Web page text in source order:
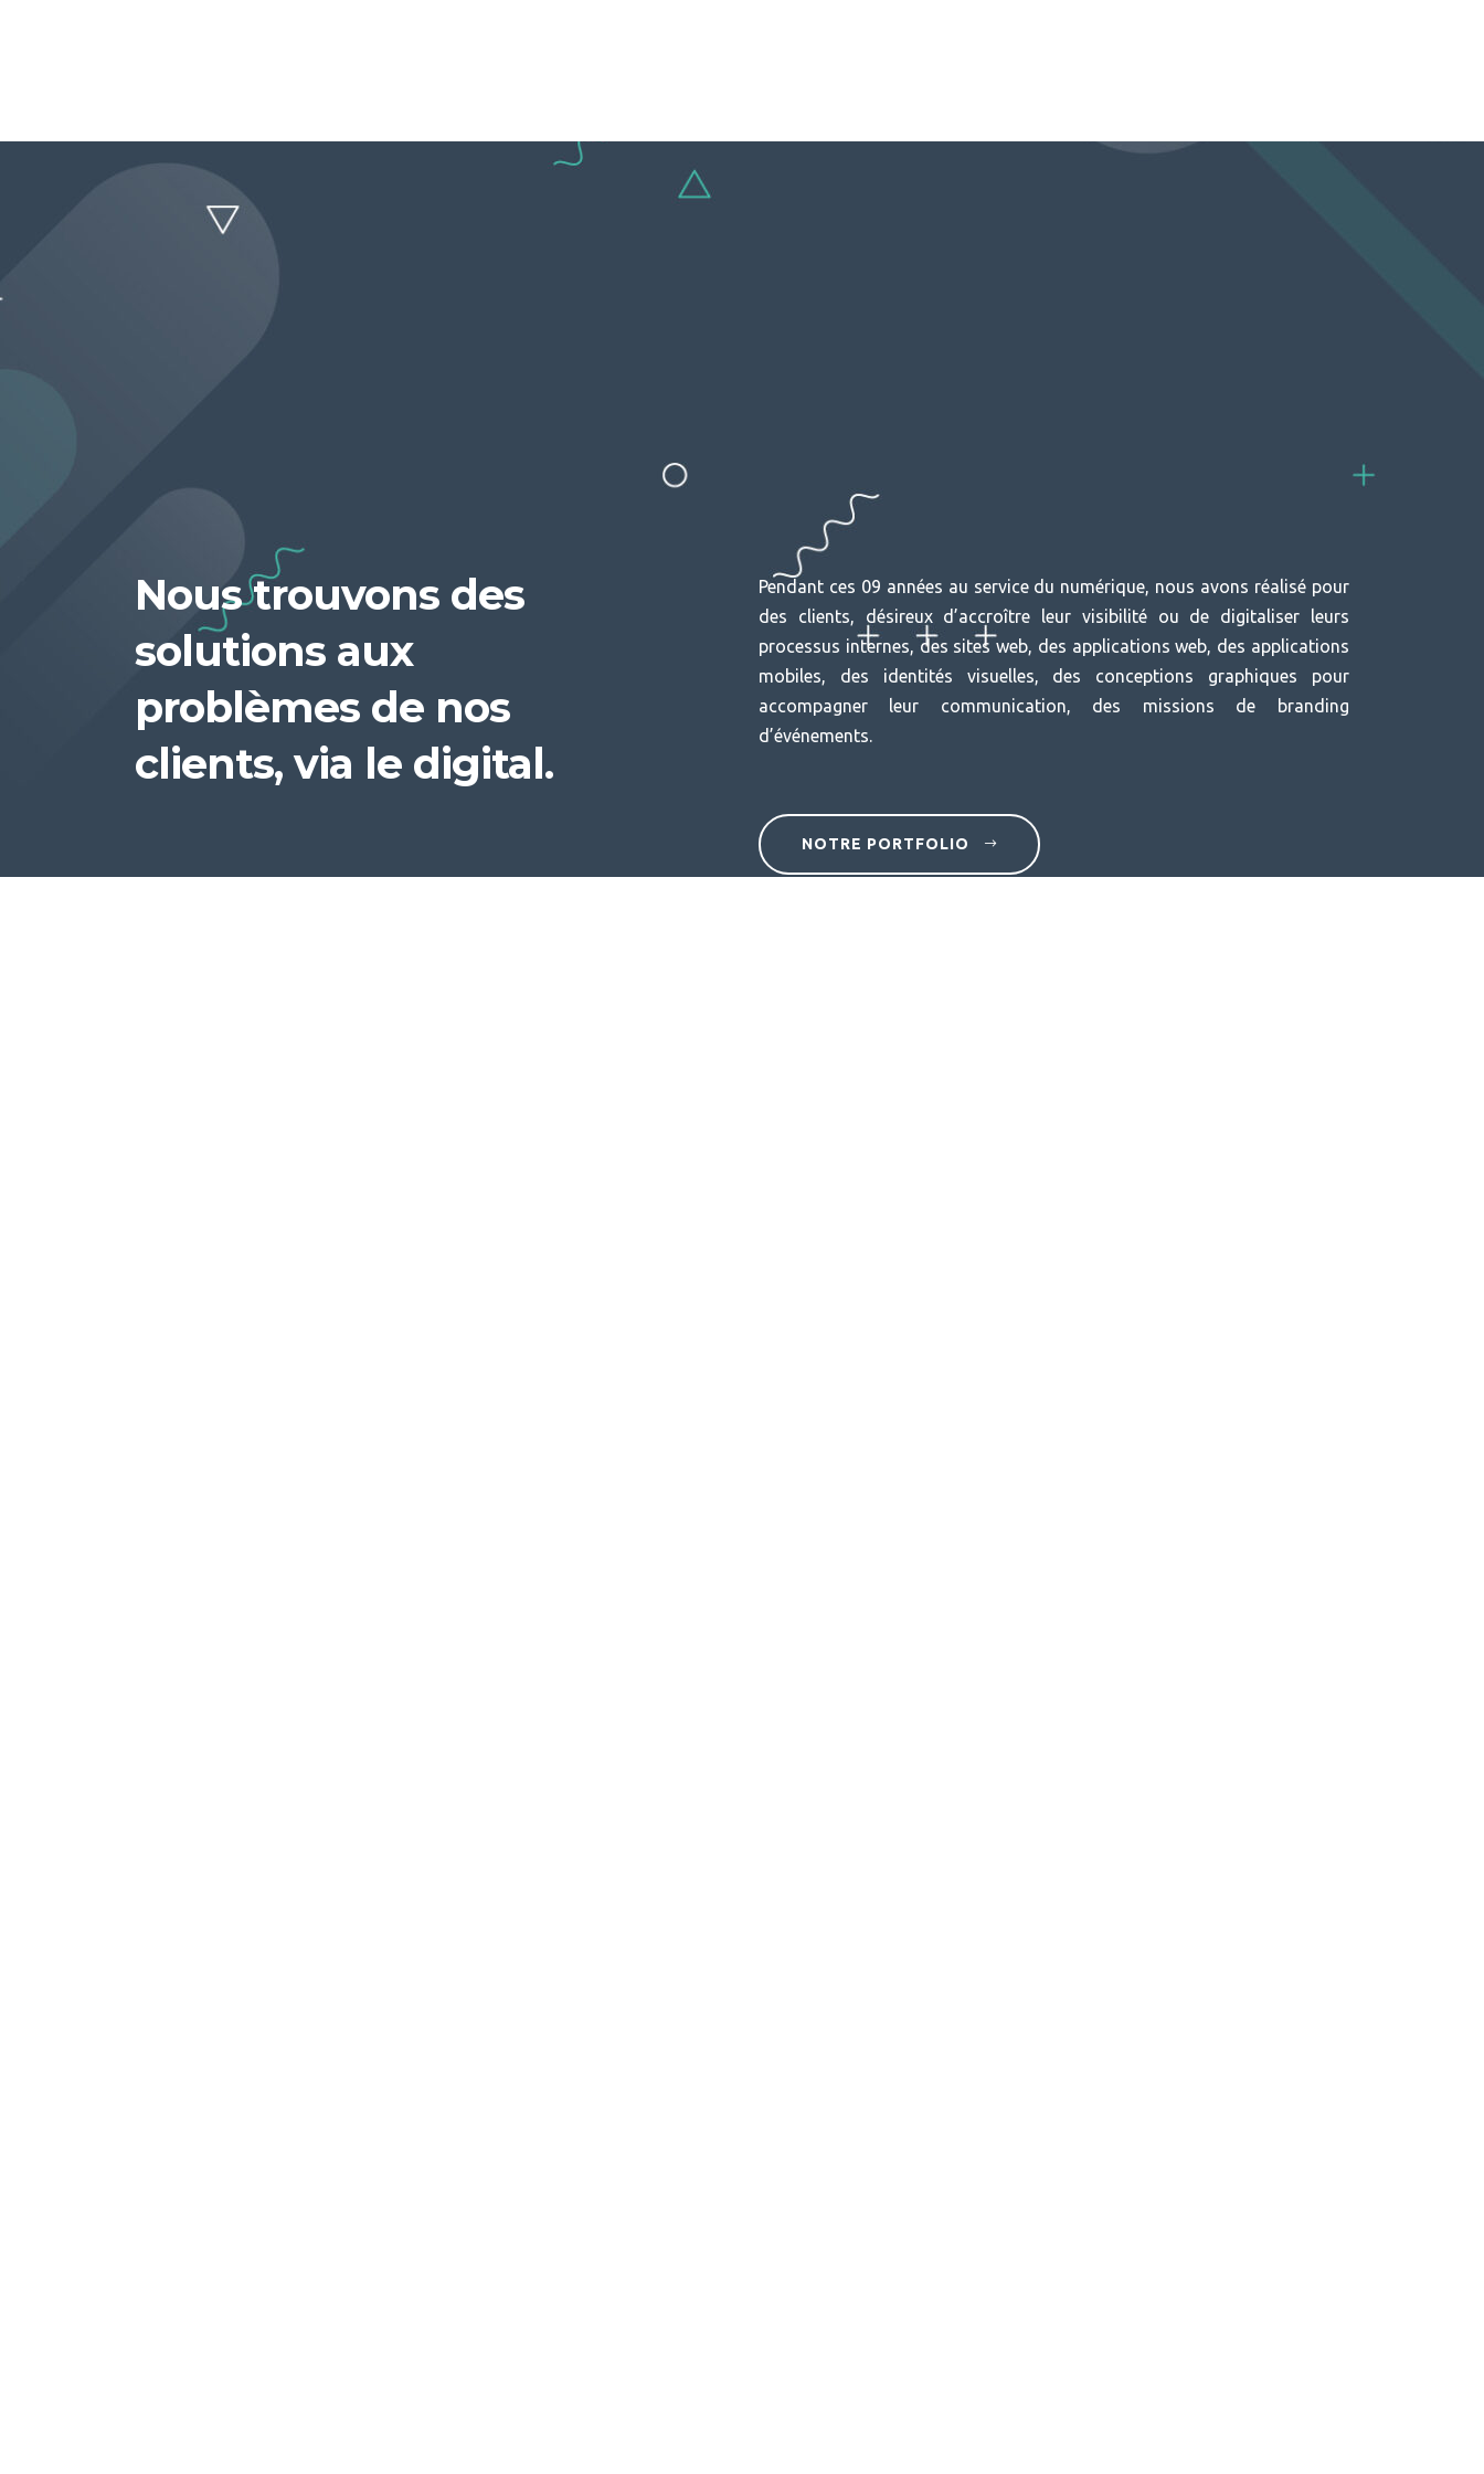
Nous trouvons des
solutions aux
problèmes de nos
clients, via le digital.
Pendant ces 09 années au service du numérique, nous avons réalisé pour
des clients, désireux d’accroître leur visibilité ou de digitaliser leurs
processus internes, des sites web, des applications web, des applications
mobiles, des identités visuelles, des conceptions graphiques pour
accompagner leur communication, des missions de branding
d’événements.
NOTRE PORTFOLIO